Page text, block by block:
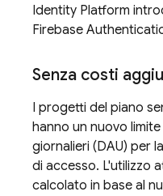
Identity Platform
Firebase
Senza costi
I progetti del piano
hanno un nuovo
giornalieri (DAU) per
di accesso. L'utilizzo
calcolato in base al